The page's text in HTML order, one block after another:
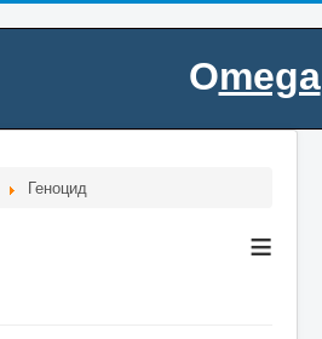
Omega
Геноцид
≡